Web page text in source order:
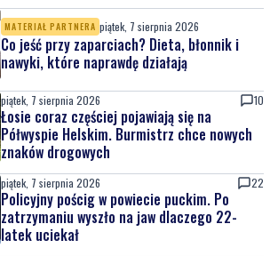
MATERIAŁ PARTNERA piątek, 7 sierpnia 2026
Co jeść przy zaparciach? Dieta, błonnik i
nawyki, które naprawdę działają
piątek, 7 sierpnia 2026 10
Łosie coraz częściej pojawiają się na
Półwyspie Helskim. Burmistrz chce nowych
znaków drogowych
piątek, 7 sierpnia 2026 22
Policyjny pościg w powiecie puckim. Po
zatrzymaniu wyszło na jaw dlaczego 22-
latek uciekał